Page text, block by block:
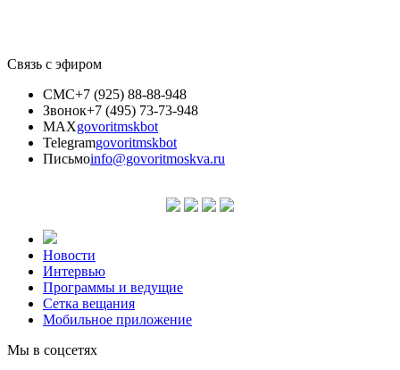
Связь с эфиром
СМС+7 (925) 88-88-948
Звонок+7 (495) 73-73-948
MAXgovoritmskbot
Telegramgovoritmskbot
Письмоinfo@govoritmoskva.ru
Новости
Интервью
Программы и ведущие
Сетка вещания
Мобильное приложение
Мы в соцсетях